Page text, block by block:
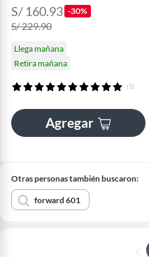
S/ 160.93 -30%
S/ 229.90
Llega mañana
Retira mañana
(1)
Agregar
Otras personas también buscaron:
forward 601